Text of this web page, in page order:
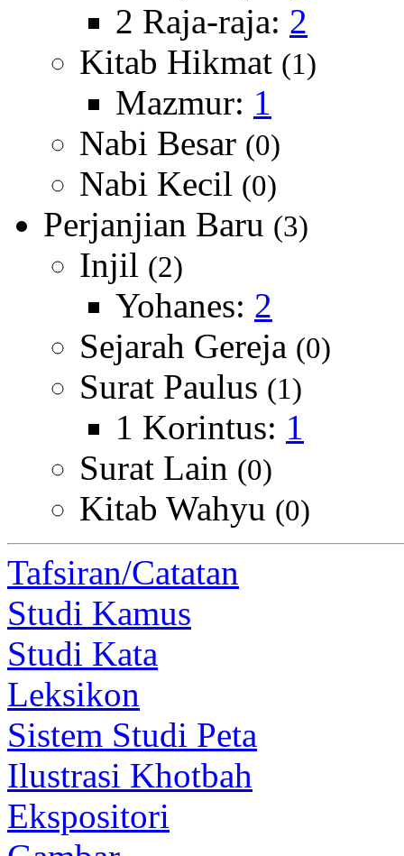
2 Raja-raja: 2
Kitab Hikmat (1)
Mazmur: 1
Nabi Besar (0)
Nabi Kecil (0)
Perjanjian Baru (3)
Injil (2)
Yohanes: 2
Sejarah Gereja (0)
Surat Paulus (1)
1 Korintus: 1
Surat Lain (0)
Kitab Wahyu (0)
Tafsiran/Catatan
Studi Kamus
Studi Kata
Leksikon
Sistem Studi Peta
Ilustrasi Khotbah
Ekspositori